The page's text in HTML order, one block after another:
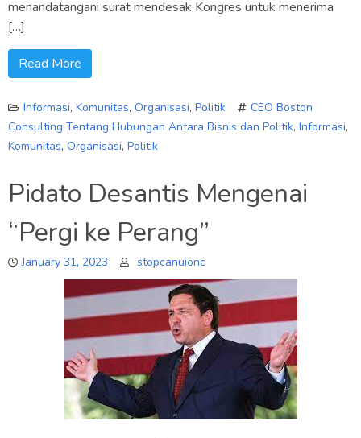
menandatangani surat mendesak Kongres untuk menerima
[…]
Read More
Informasi, Komunitas, Organisasi, Politik
CEO Boston
Consulting Tentang Hubungan Antara Bisnis dan Politik, Informasi,
Komunitas, Organisasi, Politik
Pidato Desantis Mengenai
“Pergi ke Perang”
January 31, 2023 stopcanuionc